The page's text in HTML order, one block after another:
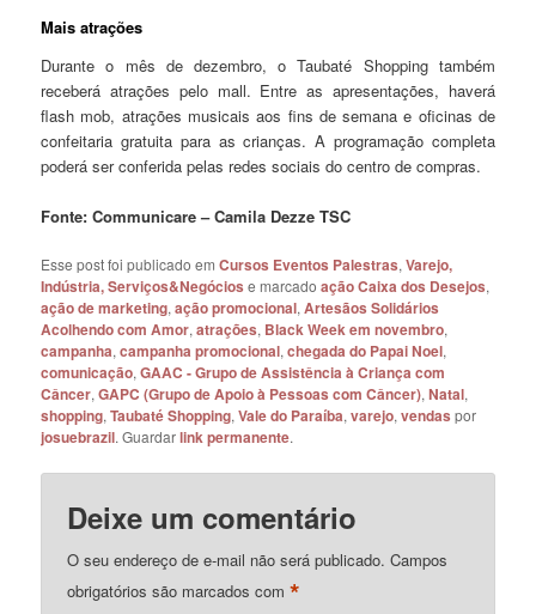
Mais atrações
Durante o mês de dezembro, o Taubaté Shopping também
receberá atrações pelo mall. Entre as apresentações, haverá
flash mob, atrações musicais aos fins de semana e oficinas de
confeitaria gratuita para as crianças. A programação completa
poderá ser conferida pelas redes sociais do centro de compras.
Fonte: Communicare – Camila Dezze TSC
Esse post foi publicado emCursos Eventos Palestras,Varejo,
Indústria, Serviços&Negócios e marcadoação Caixa dos Desejos,
ação de marketing,ação promocional,Artesãos Solidários
Acolhendo com Amor,atrações, Black Week em novembro,
campanha,campanha promocional,chegada do Papai Noel,
comunicação,GAAC - Grupo de Assistência à Criança com
Câncer,GAPC (Grupo de Apoio à Pessoas com Câncer),Natal,
shopping,Taubaté Shopping,Vale do Paraíba,varejo,vendas por
josuebrazil. Guardarlink permanente.
Deixe um comentário
O seu endereço de e-mail não será publicado. Campos
obrigatórios são marcados com*